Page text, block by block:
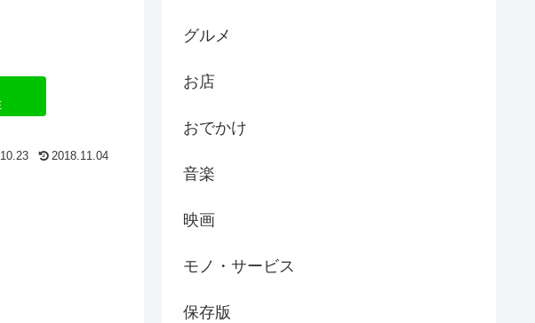
2018.11.04
グルメ
お店
おでかけ
音楽
映画
モノ・サービス
保存版